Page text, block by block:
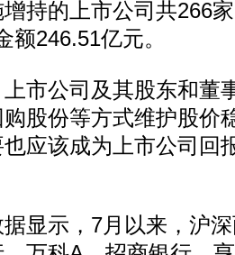
持的上市公司共266
额246.51亿元。
公司及其股东和董
股份等方式维护股价
应该成为上市公司回
示，7月以来，沪深